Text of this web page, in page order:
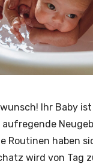
Ihr Baby
Routinen haben
wird von Tag